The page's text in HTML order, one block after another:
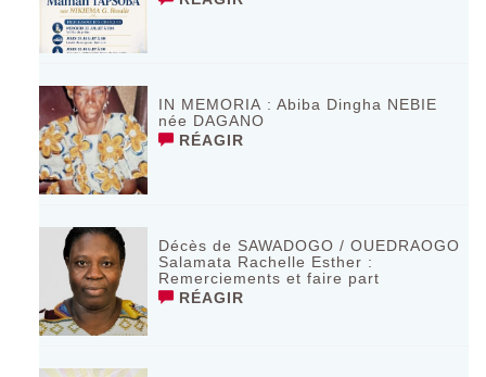
IN MEMORIA : Abiba Dingha NEBIE
née DAGANO
RÉAGIR
Décès de SAWADOGO / OUEDRAOGO
Salamata Rachelle Esther :
Remerciements et faire part
RÉAGIR